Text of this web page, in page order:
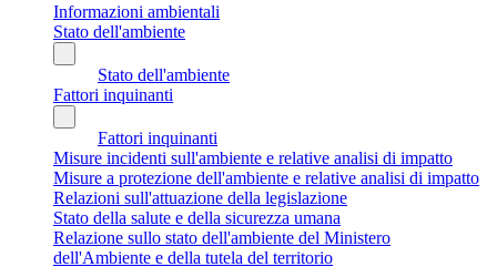
Informazioni ambientali
Stato dell'ambiente
Stato dell'ambiente
Fattori inquinanti
Fattori inquinanti
Misure incidenti sull'ambiente e relative analisi di impatto
Misure a protezione dell'ambiente e relative analisi di impatto
Relazioni sull'attuazione della legislazione
Stato della salute e della sicurezza umana
Relazione sullo stato dell'ambiente del Ministero
dell'Ambiente e della tutela del territorio